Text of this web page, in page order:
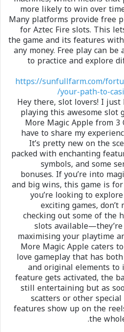
more likely to win over
Many platforms provide free
for Aztec Fire slots. This
the game and its features
any money. Free play can be
to practice and explore
https://sunfullfarm.com/
your-path-to-
Hey there, slot lovers! I
playing this awesome slot
More Magic Apple from 3
have to share my
It’s pretty new on the
packed with enchanting
symbols, and some
bonuses. If you’re into
and big wins, this game is
you’re looking to
exciting games,
checking out some of the
slots
maximising your playtime
More Magic Apple caters
love gameplay that has
and original elements to
feature gets activated, the
still entertaining but as
scatters or other
features show up on the
the